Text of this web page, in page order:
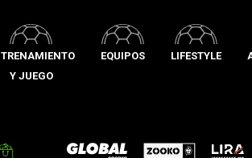
Y JUEGO
EQUIPOS LIFESTYLE
Global Sports Zooko Lira